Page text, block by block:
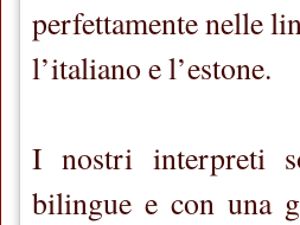
perfettamente nelle
l’italiano e l’estone.
I nostri interpreti
bilingue e con una